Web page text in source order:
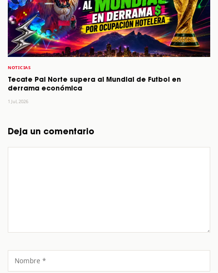
NOTICIAS
Tecate Pal Norte supera al Mundial de Futbol en
derrama económica
1 Jul, 2026
Deja un comentario
Nombre